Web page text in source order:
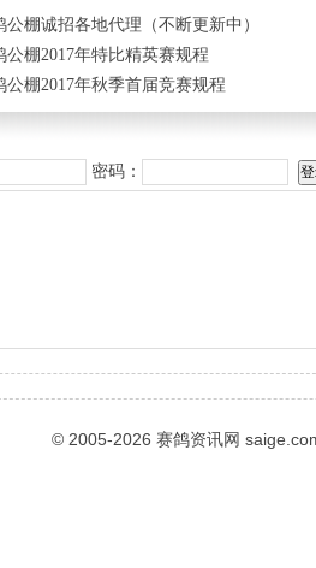
棚诚招各地代理（不断更新中）
棚2017年特比精英赛规程
棚2017年秋季首届竞赛规程
密码：
© 2005-2026 赛鸽资讯网